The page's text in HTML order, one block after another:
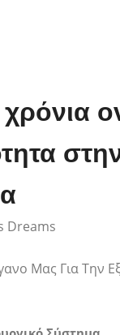
χρόνια
Dreams
Μας Για Την